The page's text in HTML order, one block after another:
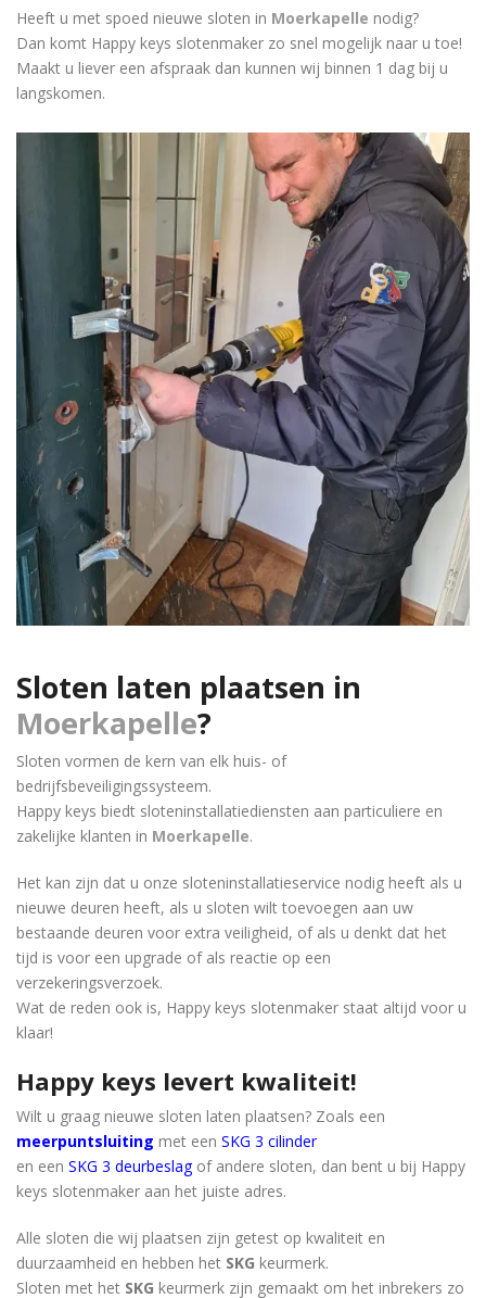
Heeft u met spoed nieuwe sloten in Moerkapelle nodig?
Dan komt Happy keys slotenmaker zo snel mogelijk naar u toe!
Maakt u liever een afspraak dan kunnen wij binnen 1 dag bij u
langskomen.
Sloten laten plaatsen in
Moerkapelle?
Sloten vormen de kern van elk huis- of
bedrijfsbeveiligingssysteem.
Happy keys biedt sloteninstallatiediensten aan particuliere en
zakelijke klanten in Moerkapelle.
Het kan zijn dat u onze sloteninstallatieservice nodig heeft als u
nieuwe deuren heeft, als u sloten wilt toevoegen aan uw
bestaande deuren voor extra veiligheid, of als u denkt dat het
tijd is voor een upgrade of als reactie op een
verzekeringsverzoek.
Wat de reden ook is, Happy keys slotenmaker staat ​​altijd voor u
klaar!
Happy keys levert kwaliteit!
Wilt u graag nieuwe sloten laten plaatsen? Zoals een
meerpuntsluiting met een SKG 3 cilinder
en een SKG 3 deurbeslagof andere sloten, dan bent u bij Happy
keys slotenmaker aan het juiste adres.
Alle sloten die wij plaatsen zijn getest op kwaliteit en
duurzaamheid en hebben het SKG keurmerk.
Sloten met het SKG keurmerk zijn gemaakt om het inbrekers zo